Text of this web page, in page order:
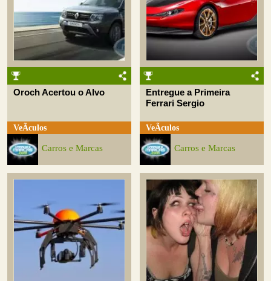
Oroch Acertou o Alvo
VeÃ­culos
Carros e Marcas
Entregue a Primeira
Ferrari Sergio
VeÃ­culos
Carros e Marcas